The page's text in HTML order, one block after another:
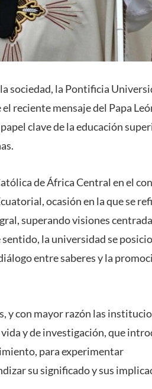
sociedad, la Pontificia
reciente mensaje del Papa
clave de la educación
de África Central en el
ocasión en la que se
superando visiones
la universidad se
entre saberes y la
y con mayor razón las
y de investigación, que
para experimentar
su significado y sus